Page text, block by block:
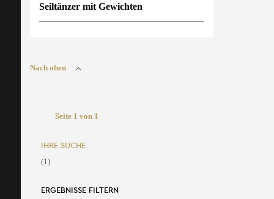
Seiltänzer mit Gewichten
Nach oben
Seite 1 von 1
IHRE SUCHE
(1)
ERGEBNISSE FILTERN